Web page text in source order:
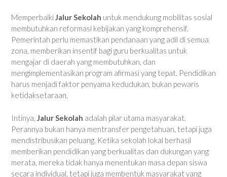
MemperbaikiJalur Sekolah untuk mendukung mobilitas sosial
membutuhkan reformasi kebijakan yang komprehensif.
Pemerintah perlu memastikan pendanaan yang adil di semua
zona, memberikan insentif bagi guru berkualitas untuk
mengajar di daerah yang membutuhkan, dan
mengimplementasikan program afirmasi yang tepat. Pendidikan
harus menjadi faktor penyama kedudukan, bukan pewaris
ketidaksetaraan.
Intinya, Jalur Sekolah adalah pilar utama masyarakat.
Perannya bukan hanya mentransfer pengetahuan, tetapi juga
mendistribusikan peluang. Ketika sekolah lokal berhasil
memberikan pendidikan yang berkualitas dan dukungan yang
merata, mereka tidak hanya menentukan masa depan siswa
secara individual, tetapi juga membentuk masyarakat yang